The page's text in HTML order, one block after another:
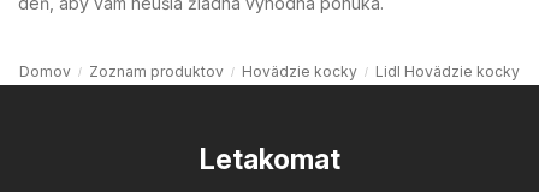
Domov Zoznam produktov Hovädzie kocky Lidl Hovädzie kocky
Letakomat